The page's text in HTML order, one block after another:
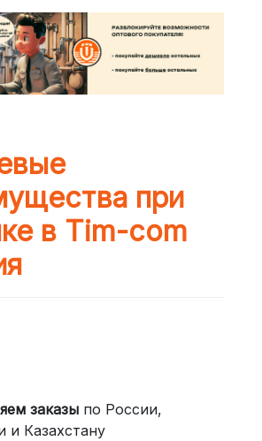
при
в Tim-com
заказыпо России,
и Казахстану